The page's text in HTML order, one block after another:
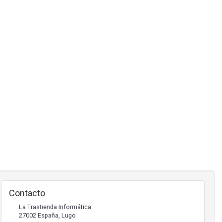
Contacto
La Trastienda Informática
27002 España, Lugo